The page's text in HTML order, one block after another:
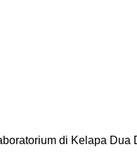
di Kelapa Dua